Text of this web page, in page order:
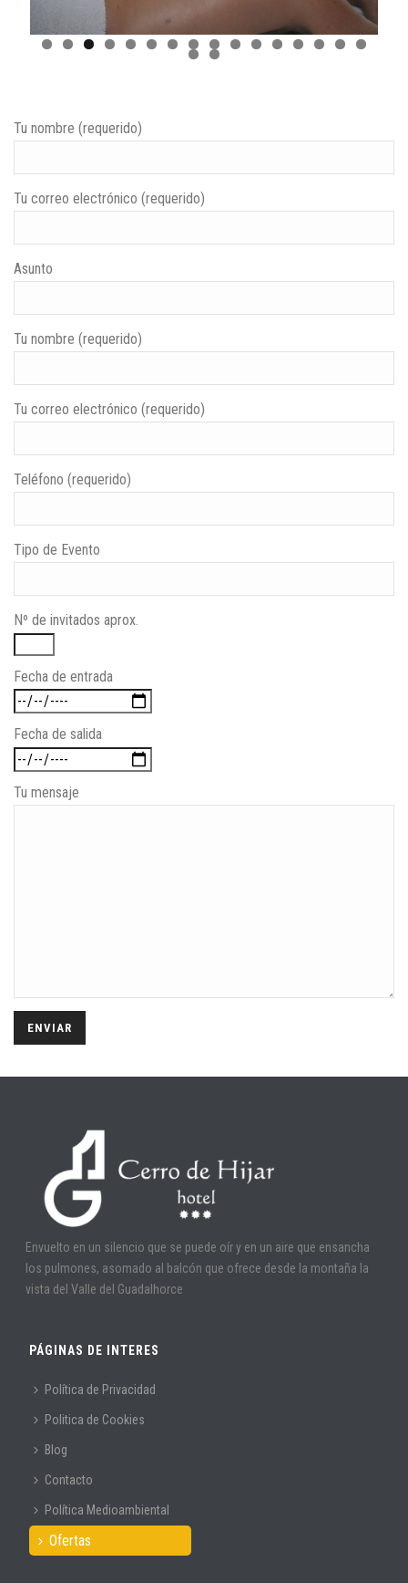
Tu nombre (requerido)
Tu correo electrónico (requerido)
Asunto
Tu nombre (requerido)
Tu correo electrónico (requerido)
Teléfono (requerido)
Tipo de Evento
Nº de invitados aprox.
Fecha de entrada
Fecha de salida
Tu mensaje
Envuelto en un silencio que se puede oír y en un aire que ensancha
los pulmones, asomado al balcón que ofrece desde la montaña la
vista del Valle del Guadalhorce
PÁGINAS DE INTERES
Política de Privacidad
Politica de Cookies
Blog
Contacto
Política Medioambiental
Ofertas